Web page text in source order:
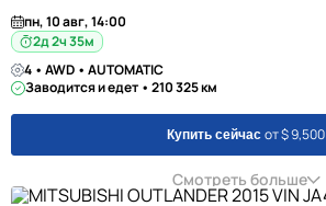
пн, 10 авг, 14:00
2д 2ч 35м
4 • AWD • AUTOMATIC
Заводится и едет • 210 325 км
Купить сейчас от $ 9,500
Смотреть больше